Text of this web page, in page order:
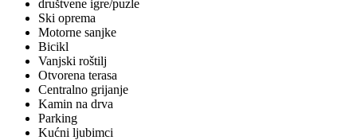
društvene igre/puzle
Ski oprema
Motorne sanjke
Bicikl
Vanjski roštilj
Otvorena terasa
Centralno grijanje
Kamin na drva
Parking
Kućni ljubimci